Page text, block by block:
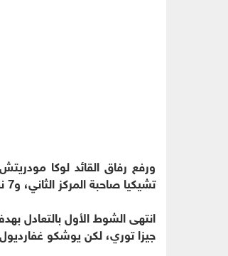
تشيكيا صاحبة المركز الثاني، و7 نقاط عن جزر فارو الثالثة التي اختتمت مبارياتها بالمجموعة.
جيزا توري، لكن يوشكو